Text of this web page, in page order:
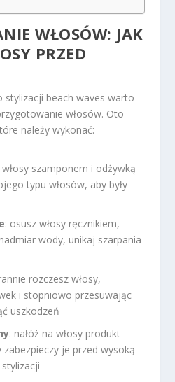
WŁOSÓW: JAK
PRZED
stylizacji beach waves warto
włosów. Oto
należy wykonać:
szamponem i odżywką
typu włosów, aby były
: osusz włosy ręcznikiem,
wody, unikaj szarpania
rozczesz włosy,
i stopniowo przesuwając
uszkodzeń
: nałóż na włosy produkt
je przed wysoką